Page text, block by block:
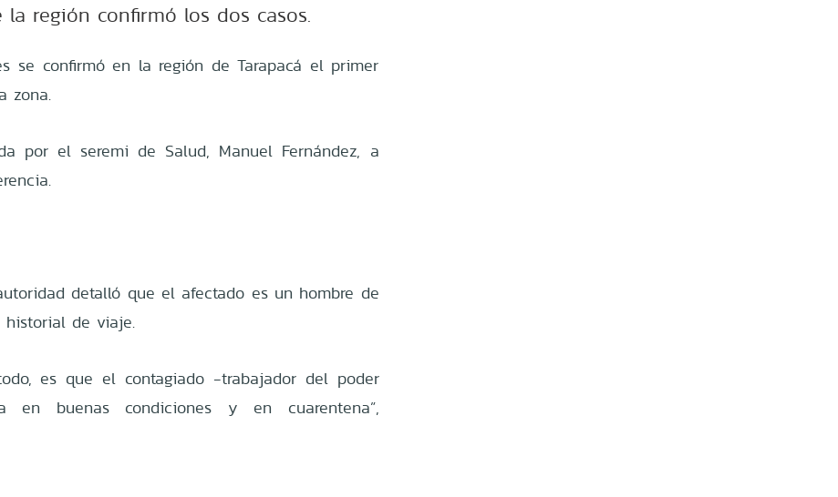
la región confirmó los dos casos.
se confirmó en la región de Tarapacá el primer
zona.
por el seremi de Salud, Manuel Fernández, a
detalló que el afectado es un hombre de
historial de viaje.
es que el contagiado -trabajador del poder
en buenas condiciones y en cuarentena”,